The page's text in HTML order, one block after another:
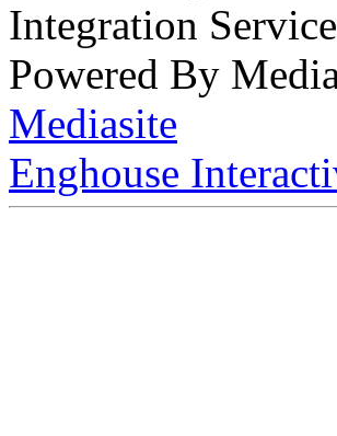
Integration
Powered By
Mediasite
Enghouse